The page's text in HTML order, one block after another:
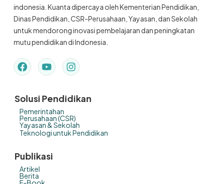
indonesia. Kuanta dipercaya oleh Kementerian Pendidikan,
Dinas Pendidikan, CSR-Perusahaan, Yayasan, dan Sekolah
untuk mendorong inovasi pembelajaran dan peningkatan
mutu pendidikan di Indonesia.
Solusi Pendidikan
Pemerintahan
Perusahaan (CSR)
Yayasan & Sekolah
Teknologi untuk Pendidikan
Publikasi
Artikel
Berita